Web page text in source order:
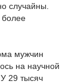
случайны.
более
мужчин
на научной
29 тысяч